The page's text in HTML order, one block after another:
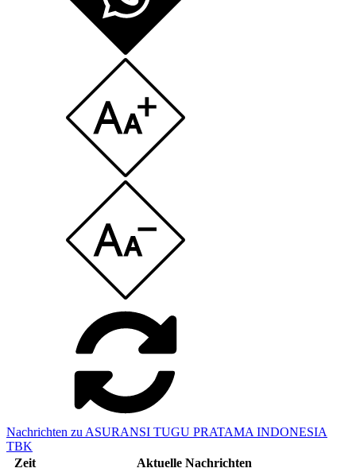
Nachrichten zu ASURANSI TUGU PRATAMA INDONESIA
TBK
Zeit
Aktuelle Nachrichten